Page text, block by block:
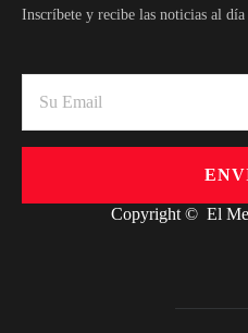
Inscríbete y recibe las noticias al día
Copyright © El